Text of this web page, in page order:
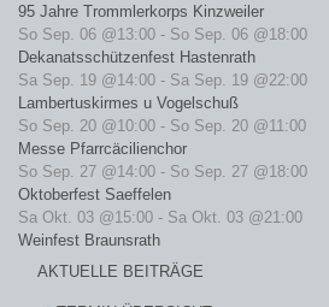
95 Jahre Trommlerkorps Kinzweiler
So Sep. 06 @13:00 - So Sep. 06 @18:00
Dekanatsschützenfest Hastenrath
Sa Sep. 19 @14:00 - Sa Sep. 19 @22:00
Lambertuskirmes u Vogelschuß
So Sep. 20 @10:00 - So Sep. 20 @11:00
Messe Pfarrcäcilienchor
So Sep. 27 @14:00 - So Sep. 27 @18:00
Oktoberfest Saeffelen
Sa Okt. 03 @15:00 - Sa Okt. 03 @21:00
Weinfest Braunsrath
AKTUELLE BEITRÄGE